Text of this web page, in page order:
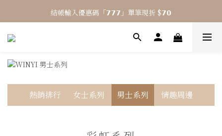
⎯ 𝟴 月活動 WINYI 七夕愉悅月⎯
結帳輸入優惠碼「𝟳𝟳𝟳」單筆現折 $𝟳𝟬
⎯ 𝟴 月活動 WINYI 七夕愉悅月⎯
熱銷排行 女士系列 男士系列 情趣周邊